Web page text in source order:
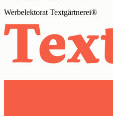
Werbelektorat Textgärtnerei®